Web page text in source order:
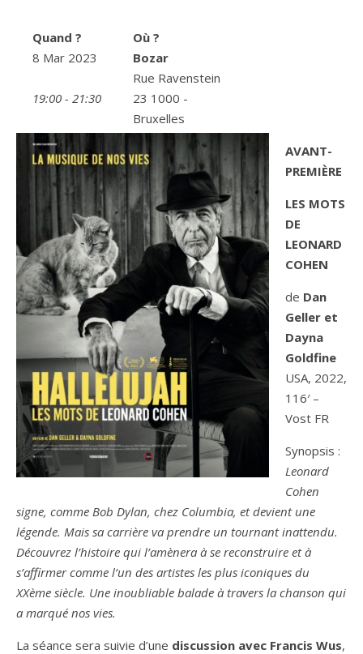
Quand ?
8 Mar 2023
19:00 - 21:30
Où ?
Bozar
Rue Ravenstein
23 1000 -
Bruxelles
AVANT-
PREMIÈRE
LES MOTS
DE
LEONARD
COHEN
de Dan
Geller et
Dayna
Goldfine
USA, 2022,
116′ –
Vost FR
Synopsis :
Leonard
Cohen
signe, comme Bob Dylan, chez Columbia, et devient une
légende. Mais sa carrière va prendre un tournant inattendu.
Découvrez l’histoire qui l’amènera à se reconstruire et à
s’affirmer comme l’un des artistes les plus iconiques du
XXème siècle. Une inoubliable balade à travers la chanson qui
a marqué nos vies.
La séance sera suivie d’une discussion avec Francis Wus,